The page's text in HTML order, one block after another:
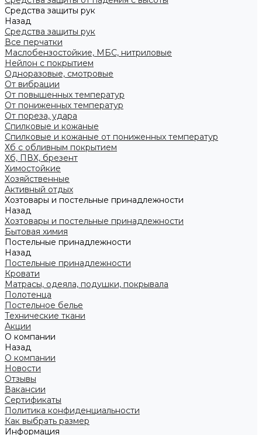
Средства защиты рук
Назад
Средства защиты рук
Все перчатки
Маслобензостойкие, МБС, нитриловые
Нейлон с покрытием
Одноразовые, смотровые
От вибрации
От повышенных температур
От пониженных температур
От пореза, удара
Спилковые и кожаные
Спилковые и кожаные от пониженных температур
Хб с обливным покрытием
Хб, ПВХ, брезент
Химостойкие
Хозяйственные
Активный отдых
Хозтовары и постельные принадлежности
Назад
Хозтовары и постельные принадлежности
Бытовая химия
Постельные принадлежности
Назад
Постельные принадлежности
Кровати
Матрасы, одеяла, подушки, покрывала
Полотенца
Постельное белье
Технические ткани
Акции
О компании
Назад
О компании
Новости
Отзывы
Вакансии
Сертификаты
Политика конфиденциальности
Как выбрать размер
Информация